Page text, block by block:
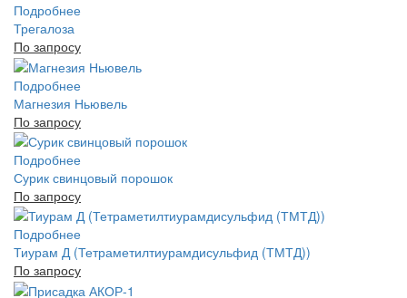
Подробнее
Трегалоза
По запросу
Подробнее
Магнезия Ньювель
По запросу
Подробнее
Сурик свинцовый порошок
По запросу
Подробнее
Тиурам Д (Тетраметилтиурамдисульфид (ТМТД))
По запросу